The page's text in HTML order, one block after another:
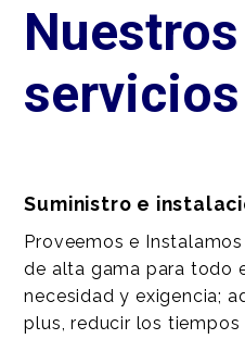
Nosotros
Nuestros
servicios
Suministro e
Proveemos e
de alta gama para todo
necesidad y exigencia;
plus, reducir los tiempos